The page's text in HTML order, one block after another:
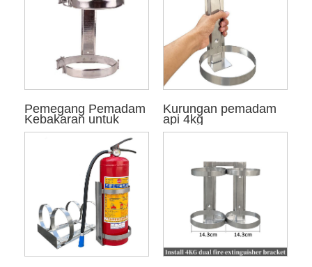
Pemegang Pemadam
Kebakaran untuk
Rumah
Kurungan pemadam
api 4kg